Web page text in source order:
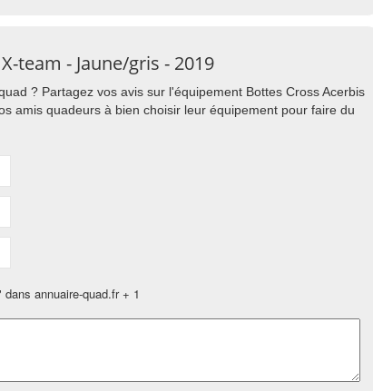
team - Jaune/gris - 2019
? Partagez vos avis sur l'équipement Bottes Cross Acerbis
amis quadeurs à bien choisir leur équipement pour faire du
dans annuaire-quad.fr + 1